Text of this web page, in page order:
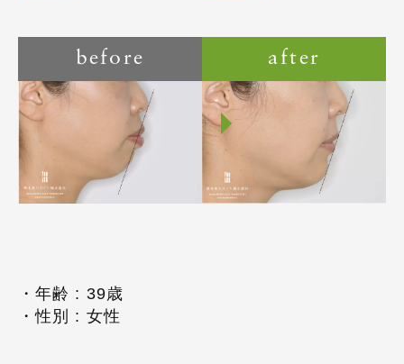
before after
・年齢 : 39歳
・性別 : 女性